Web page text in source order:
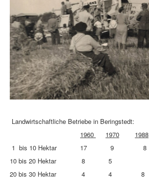
Landwirtschaftliche Betriebe in Beringstedt:
1960
1970
1988
1 bis 10 Hektar 17 9 8
10 bis 20 Hektar 8 5
20 bis 30 Hektar 4 4 8